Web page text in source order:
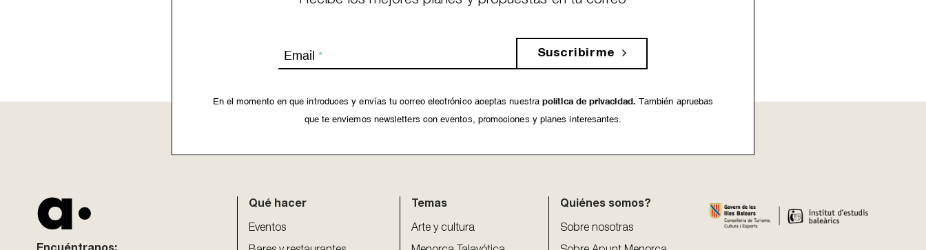
Email * Suscribirme
En el momento en que introduces y envías tu correo electrónico aceptas nuestrapolítica de privacidad. También apruebas
que te enviemos newsletters con eventos, promociones y planes interesantes.
Qué hacer
Eventos
Temas
Arte y cultura
Quiénes somos?
Sobre nosotras